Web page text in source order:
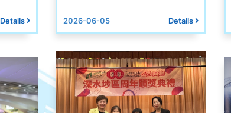
Details 2026-06-05 Details